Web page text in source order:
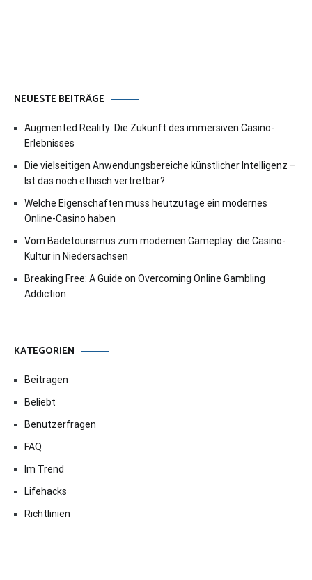
NEUESTE BEITRÄGE
Augmented Reality: Die Zukunft des immersiven Casino-
Erlebnisses
Die vielseitigen Anwendungsbereiche künstlicher Intelligenz –
Ist das noch ethisch vertretbar?
Welche Eigenschaften muss heutzutage ein modernes
Online-Casino haben
Vom Badetourismus zum modernen Gameplay: die Casino-
Kultur in Niedersachsen
Breaking Free: A Guide on Overcoming Online Gambling
Addiction
KATEGORIEN
Beitragen
Beliebt
Benutzerfragen
FAQ
Im Trend
Lifehacks
Richtlinien